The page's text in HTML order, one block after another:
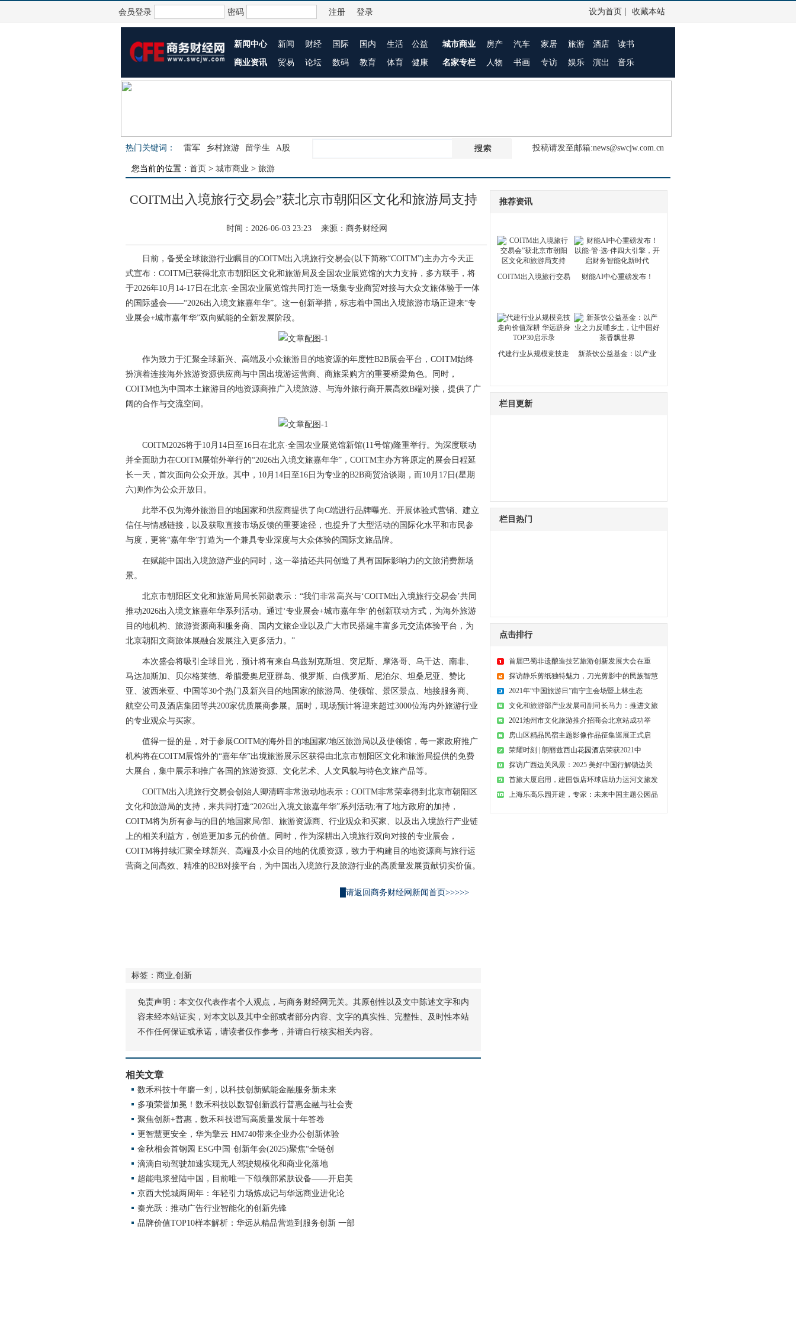
会员登录 密码 注册 登录 设为首页| 收藏本站
新闻中心 新闻 财经 国际 国内 生活 公益
商业资讯 贸易 论坛 数码 教育 体育 健康
城市商业 房产 汽车 家居 旅游 酒店 读书
名家专栏 人物 书画 专访 娱乐 演出 音乐
热门关键词： 雷军 乡村旅游 留学生 A股 投稿请发至邮箱:news@swcjw.com.cn
您当前的位置： 首页 > 城市商业 > 旅游
COITM出入境旅行交易会”获北京市朝阳区文化和旅游局支持
时间：2026-06-03 23:23 来源：商务财经网
日前，备受全球旅游行业瞩目的COITM出入境旅行交易会(以下简称“COITM”)主办方今天正
式宣布：COITM已获得北京市朝阳区文化和旅游局及全国农业展览馆的大力支持，多方联手，将
于2026年10月14-17日在北京·全国农业展览馆共同打造一场集专业商贸对接与大众文旅体验于一体
的国际盛会——“2026出入境文旅嘉年华”。这一创新举措，标志着中国出入境旅游市场正迎来“专
业展会+城市嘉年华”双向赋能的全新发展阶段。
作为致力于汇聚全球新兴、高端及小众旅游目的地资源的年度性B2B展会平台，COITM始终
扮演着连接海外旅游资源供应商与中国出境游运营商、商旅采购方的重要桥梁角色。同时，
COITM也为中国本土旅游目的地资源商推广入境旅游、与海外旅行商开展高效B端对接，提供了广
阔的合作与交流空间。
COITM2026将于10月14日至16日在北京·全国农业展览馆新馆(11号馆)隆重举行。为深度联动
并全面助力在COITM展馆外举行的“2026出入境文旅嘉年华”，COITM主办方将原定的展会日程延
长一天，首次面向公众开放。其中，10月14日至16日为专业的B2B商贸洽谈期，而10月17日(星期
六)则作为公众开放日。
此举不仅为海外旅游目的地国家和供应商提供了向C端进行品牌曝光、开展体验式营销、建立
信任与情感链接，以及获取直接市场反馈的重要途径，也提升了大型活动的国际化水平和市民参
与度，更将“嘉年华”打造为一个兼具专业深度与大众体验的国际文旅品牌。
在赋能中国出入境旅游产业的同时，这一举措还共同创造了具有国际影响力的文旅消费新场
景。
北京市朝阳区文化和旅游局局长郭勋表示：“我们非常高兴与‘COITM出入境旅行交易会’共同
推动2026出入境文旅嘉年华系列活动。通过‘专业展会+城市嘉年华’的创新联动方式，为海外旅游
目的地机构、旅游资源商和服务商、国内文旅企业以及广大市民搭建丰富多元交流体验平台，为
北京朝阳文商旅体展融合发展注入更多活力。”
本次盛会将吸引全球目光，预计将有来自乌兹别克斯坦、突尼斯、摩洛哥、乌干达、南非、
马达加斯加、贝尔格莱德、希腊爱奥尼亚群岛、俄罗斯、白俄罗斯、尼泊尔、坦桑尼亚、赞比
亚、波西米亚、中国等30个热门及新兴目的地国家的旅游局、使领馆、景区景点、地接服务商、
航空公司及酒店集团等共200家优质展商参展。届时，现场预计将迎来超过3000位海内外旅游行业
的专业观众与买家。
值得一提的是，对于参展COITM的海外目的地国家/地区旅游局以及使领馆，每一家政府推广
机构将在COITM展馆外的“嘉年华”出境旅游展示区获得由北京市朝阳区文化和旅游局提供的免费
大展台，集中展示和推广各国的旅游资源、文化艺术、人文风貌与特色文旅产品等。
COITM出入境旅行交易会创始人卿清晖非常激动地表示：COITM非常荣幸得到北京市朝阳区
文化和旅游局的支持，来共同打造“2026出入境文旅嘉年华”系列活动;有了地方政府的加持，
COITM将为所有参与的目的地国家局/部、旅游资源商、行业观众和买家、以及出入境旅行产业链
上的相关利益方，创造更加多元的价值。同时，作为深耕出入境旅行双向对接的专业展会，
COITM将持续汇聚全球新兴、高端及小众目的地的优质资源，致力于构建目的地资源商与旅行运
营商之间高效、精准的B2B对接平台，为中国出入境旅行及旅游行业的高质量发展贡献切实价值。
█请返回商务财经网新闻首页>>>>>
标签：商业,创新
免责声明：本文仅代表作者个人观点，与商务财经网无关。其原创性以及文中陈述文字和内
容未经本站证实，对本文以及其中全部或者部分内容、文字的真实性、完整性、及时性本站
不作任何保证或承诺，请读者仅作参考，并请自行核实相关内容。
相关文章
数禾科技十年磨一剑，以科技创新赋能金融服务新未来
多项荣誉加冕！数禾科技以数智创新践行普惠金融与社会责
聚焦创新+普惠，数禾科技谱写高质量发展十年答卷
更智慧更安全，华为擎云 HM740带来企业办公创新体验
金秋相会首钢园 ESG中国·创新年会(2025)聚焦“全链创
滴滴自动驾驶加速实现无人驾驶规模化和商业化落地
超能电浆登陆中国，目前唯一下颌颈部紧肤设备——开启美
京西大悦城两周年：年轻引力场炼成记与华远商业进化论
秦光跃：推动广告行业智能化的创新先锋
品牌价值TOP10样本解析：华远从精品营造到服务创新 一部
推荐资讯
COITM出入境旅行交易 财能AI中心重磅发布！
代建行业从规模竞技走 新茶饮公益基金：以产业
栏目更新
栏目热门
点击排行
首届巴蜀非遗酿造技艺旅游创新发展大会在重
探访静乐剪纸独特魅力，刀光剪影中的民族智慧
2021年“中国旅游日”南宁主会场暨上林生态
文化和旅游部产业发展司副司长马力：推进文旅
2021池州市文化旅游推介招商会北京站成功举
房山区精品民宿主题影像作品征集巡展正式启
荣耀时刻 | 朗丽兹西山花园酒店荣获2021中
探访广西边关风景：2025 美好中国行解锁边关
首旅大厦启用，建国饭店环球店助力运河文旅发
上海乐高乐园开建，专家：未来中国主题公园品